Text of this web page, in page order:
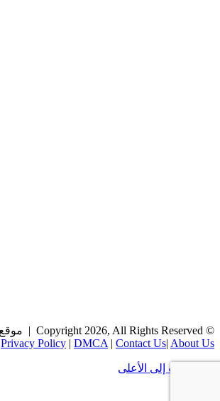
© Copyright 2026, All Rights Reserved | موقع زركشات
Privacy Policy | DMCA | Contact Us| About Us
زر الذهاب إلى الأعلى